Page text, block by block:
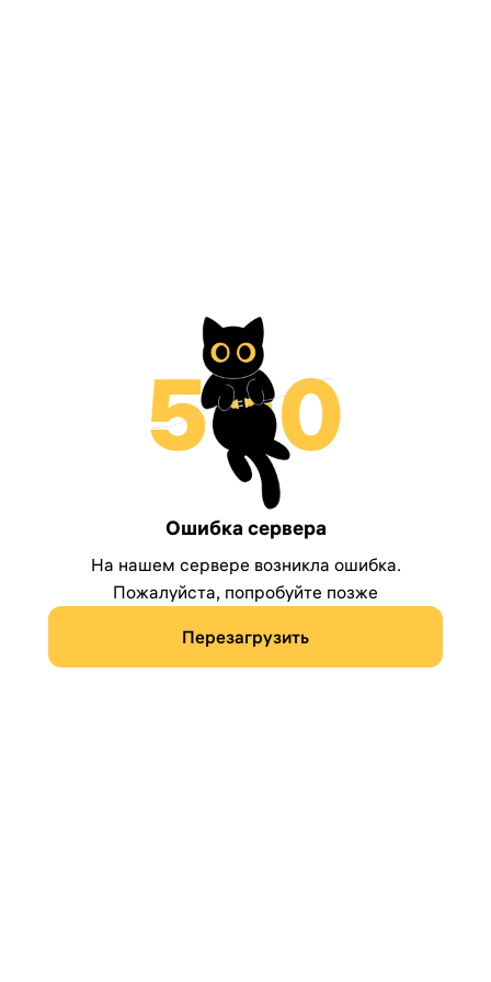
Ошибка сервера
На нашем сервере возникла ошибка.
Пожалуйста, попробуйте позже
Перезагрузить